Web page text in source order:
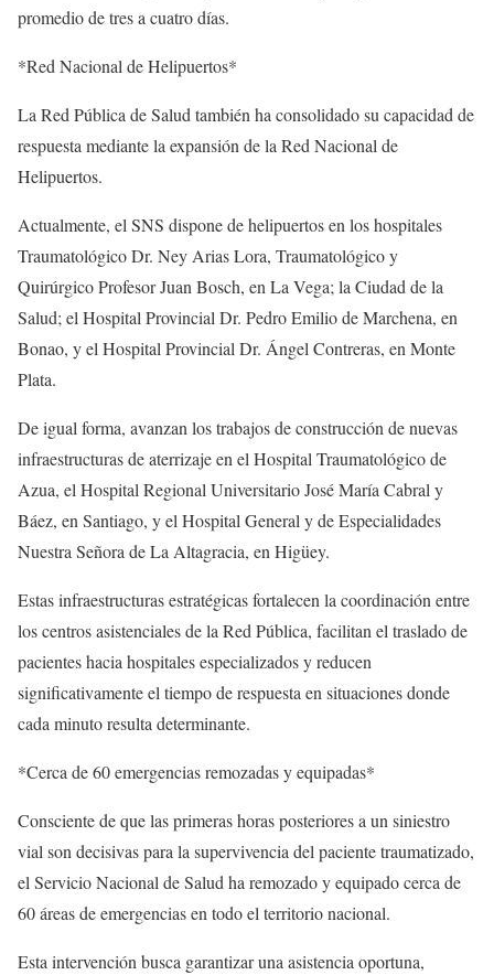
promedio de tres a cuatro días.
*Red Nacional de Helipuertos*
La Red Pública de Salud también ha consolidado su capacidad de
respuesta mediante la expansión de la Red Nacional de
Helipuertos.
Actualmente, el SNS dispone de helipuertos en los hospitales
Traumatológico Dr. Ney Arias Lora, Traumatológico y
Quirúrgico Profesor Juan Bosch, en La Vega; la Ciudad de la
Salud; el Hospital Provincial Dr. Pedro Emilio de Marchena, en
Bonao, y el Hospital Provincial Dr. Ángel Contreras, en Monte
Plata.
De igual forma, avanzan los trabajos de construcción de nuevas
infraestructuras de aterrizaje en el Hospital Traumatológico de
Azua, el Hospital Regional Universitario José María Cabral y
Báez, en Santiago, y el Hospital General y de Especialidades
Nuestra Señora de La Altagracia, en Higüey.
Estas infraestructuras estratégicas fortalecen la coordinación entre
los centros asistenciales de la Red Pública, facilitan el traslado de
pacientes hacia hospitales especializados y reducen
significativamente el tiempo de respuesta en situaciones donde
cada minuto resulta determinante.
*Cerca de 60 emergencias remozadas y equipadas*
Consciente de que las primeras horas posteriores a un siniestro
vial son decisivas para la supervivencia del paciente traumatizado,
el Servicio Nacional de Salud ha remozado y equipado cerca de
60 áreas de emergencias en todo el territorio nacional.
Esta intervención busca garantizar una asistencia oportuna,